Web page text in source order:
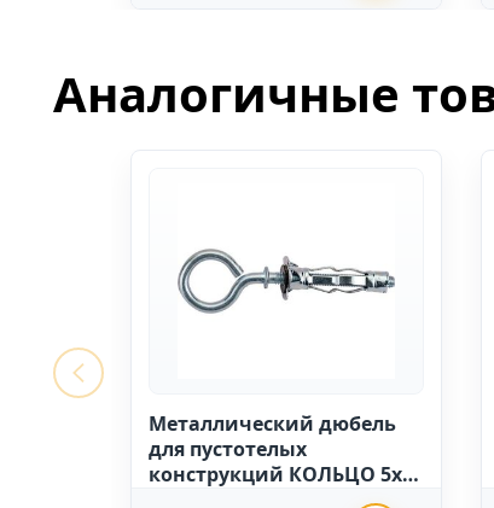
Аналогичные
Металлический дюбель
для пустотелых
конструкций КОЛЬЦО 5х50